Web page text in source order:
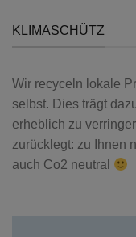
KLIMASCHÜTZ
Wir recyceln lokale
selbst. Dies trägt
erheblich zu
zurücklegt: zu Ihnen
auch Co2 neutral